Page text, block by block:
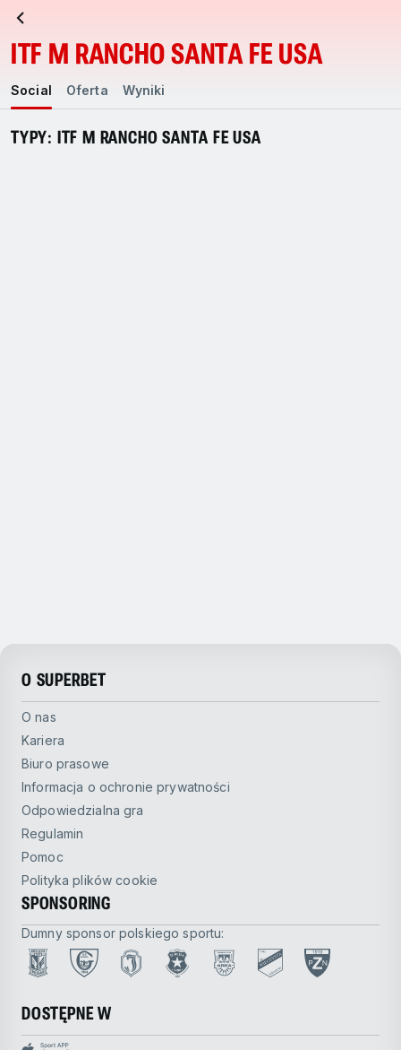
ITF M RANCHO SANTA FE USA
Social Oferta Wyniki
TYPY: ITF M RANCHO SANTA FE USA
O SUPERBET
O nas
Kariera
Biuro prasowe
Informacja o ochronie prywatności
Odpowiedzialna gra
Regulamin
Pomoc
Polityka plików cookie
SPONSORING
Dumny sponsor polskiego sportu:
DOSTĘPNE W